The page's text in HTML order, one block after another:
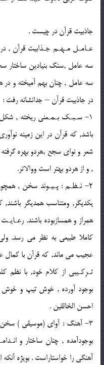
جاذبيت قرآن در چيست .
عـامـل مـهـم جـذابيت قرآن
سه عامل ,سنگ بنيادين ساختار
سه عامل , چنان بهم آميخته و در
در جاذبيت قرآن – جدانشانه رفت :
1- سـبـك بـمـعنى ريخته ,
باشد, كه قرآن در اين زمينه
شعر و نواى سجع ,هردو بهره
, و از هردو بهتر است ووالاتر.
2- نـظـم : پـيـوند سخن ,
يكديگر, ومتناسب همديگر
همراز و همسازبوده باشند.
كاملا طبيعى به نظر مى رسد.
عجيب مى ماند, كه قرآن با كمال
تـركـيبى از كلام خود, با نظم
بوجود آورده , خوش تيپ و خوش
احسن الخالقين .
3- آهنگ : آواى (موسيقى )
بوجودآمده , چنان ساختار و